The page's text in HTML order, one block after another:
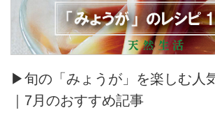
▶旬の「みょうが」を楽しむ人
｜7月のおすすめ記事